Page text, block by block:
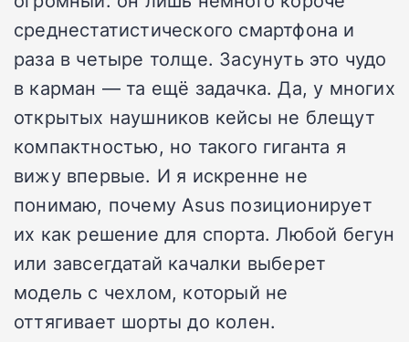
среднестатистического смартфона и
раза в четыре толще. Засунуть это чудо
в карман — та ещё задачка. Да, у многих
открытых наушников кейсы не блещут
компактностью, но такого гиганта я
вижу впервые. И я искренне не
понимаю, почему Asus позиционирует
их как решение для спорта. Любой бегун
или завсегдатай качалки выберет
модель с чехлом, который не
оттягивает шорты до колен.